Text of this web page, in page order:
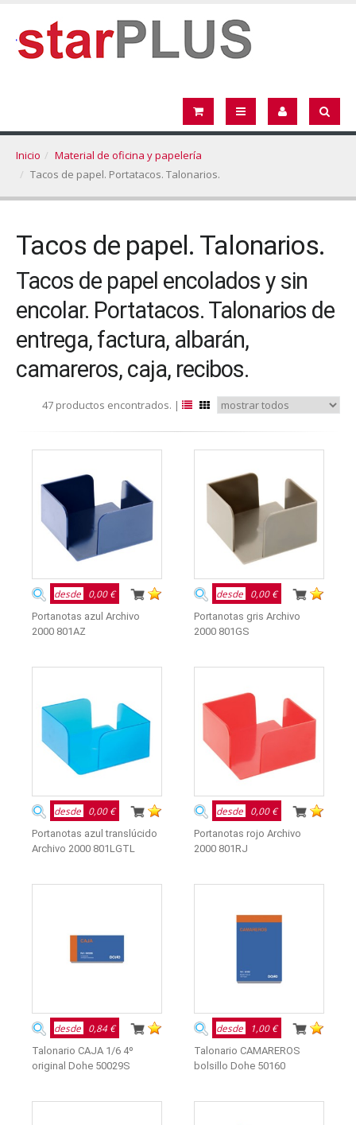
Inicio
Material de oficina y papelería
Tacos de papel. Portatacos. Talonarios.
Tacos de papel. Talonarios.
Tacos de papel encolados y sin
encolar. Portatacos. Talonarios de
entrega, factura, albarán,
camareros, caja, recibos.
47 productos encontrados. |
desde 0,00 €
Portanotas azul Archivo
2000 801AZ
desde 0,00 €
Portanotas gris Archivo
2000 801GS
desde 0,00 €
Portanotas azul translúcido
Archivo 2000 801LGTL
desde 0,00 €
Portanotas rojo Archivo
2000 801RJ
desde 0,84 €
Talonario CAJA 1/6 4º
original Dohe 50029S
desde 1,00 €
Talonario CAMAREROS
bolsillo Dohe 50160